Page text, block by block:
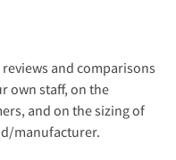
and comparisons
own staff, on the
and on the sizing of
manufacturer.